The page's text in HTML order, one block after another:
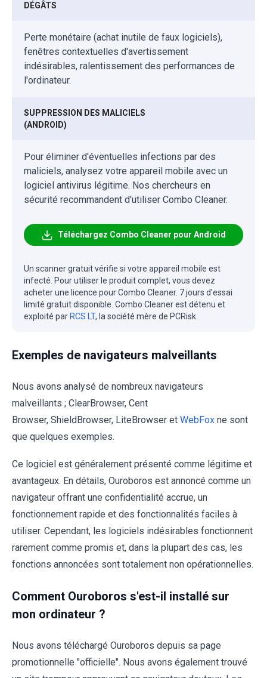
DÉGÂTS
Perte monétaire (achat inutile de faux logiciels),
fenêtres contextuelles d'avertissement
indésirables, ralentissement des performances de
l'ordinateur.
SUPPRESSION DES MALICIELS
(ANDROID)
Pour éliminer d'éventuelles infections par des
maliciels, analysez votre appareil mobile avec un
logiciel antivirus légitime. Nos chercheurs en
sécurité recommandent d'utiliser Combo Cleaner.
Téléchargez Combo Cleaner pour Android
Un scanner gratuit vérifie si votre appareil mobile est
infecté. Pour utiliser le produit complet, vous devez
acheter une licence pour Combo Cleaner. 7 jours d’essai
limité gratuit disponible. Combo Cleaner est détenu et
exploité par RCS LT, la société mère de PCRisk.
Exemples de navigateurs malveillants
Nous avons analysé de nombreux navigateurs
malveillants ; ClearBrowser, Cent
Browser, ShieldBrowser, LiteBrowser et WebFox ne sont
que quelques exemples.
Ce logiciel est généralement présenté comme légitime et
avantageux. En détails, Ouroboros est annoncé comme un
navigateur offrant une confidentialité accrue, un
fonctionnement rapide et des fonctionnalités faciles à
utiliser. Cependant, les logiciels indésirables fonctionnent
rarement comme promis et, dans la plupart des cas, les
fonctions annoncées sont totalement non opérationnelles.
Comment Ouroboros s'est-il installé sur
mon ordinateur ?
Nous avons téléchargé Ouroboros depuis sa page
promotionnelle "officielle". Nous avons également trouvé